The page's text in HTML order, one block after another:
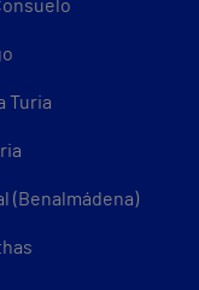
Turia
(Benalmádena)